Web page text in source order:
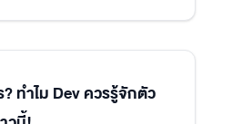
ทำไม Dev ควรรู้จักตัว